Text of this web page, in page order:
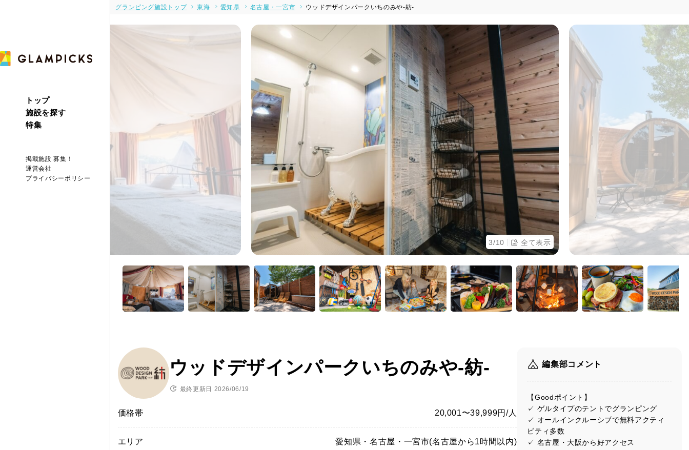
トップ
施設を探す
特集
掲載施設 募集！
運営会社
プライバシーポリシー
グランピング施設トップ 東海 愛知県 名古屋・一宮市 ウッドデザインパークいちのみや-紡-
3/10 全て表示
ウッドデザインパークいちのみや-紡-
最終更新日 2026/06/19
価格帯 20,001〜39,999円/人
エリア 愛知県・名古屋・一宮市(名古屋から1時間以内)
編集部コメント
【Goodポイント】
✓ ゲルタイプのテントでグランピング
✓ オールインクルーシブで無料アクティ
ビティ多数
✓ 名古屋・大阪から好アクセス